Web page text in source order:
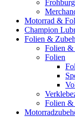
Motorrad &
Champion
Folien &
Folien &
Folien
Folien &